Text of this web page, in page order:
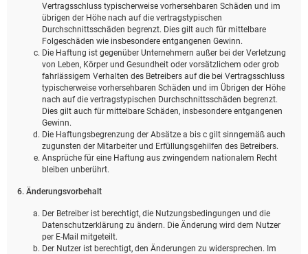
Vertragsschluss typischerweise vorhersehbaren Schäden und im
übrigen der Höhe nach auf die vertragstypischen
Durchschnittsschäden begrenzt. Dies gilt auch für mittelbare
Folgeschäden wie insbesondere entgangenen Gewinn.
Die Haftung ist gegenüber Unternehmern außer bei der Verletzung
von Leben, Körper und Gesundheit oder vorsätzlichem oder grob
fahrlässigem Verhalten des Betreibers auf die bei Vertragsschluss
typischerweise vorhersehbaren Schäden und im Übrigen der Höhe
nach auf die vertragstypischen Durchschnittsschäden begrenzt.
Dies gilt auch für mittelbare Schäden, insbesondere entgangenen
Gewinn.
Die Haftungsbegrenzung der Absätze a bis c gilt sinngemäß auch
zugunsten der Mitarbeiter und Erfüllungsgehilfen des Betreibers.
Ansprüche für eine Haftung aus zwingendem nationalem Recht
bleiben unberührt.
6. Änderungsvorbehalt
Der Betreiber ist berechtigt, die Nutzungsbedingungen und die
Datenschutzerklärung zu ändern. Die Änderung wird dem Nutzer
per E-Mail mitgeteilt.
Der Nutzer ist berechtigt, den Änderungen zu widersprechen. Im